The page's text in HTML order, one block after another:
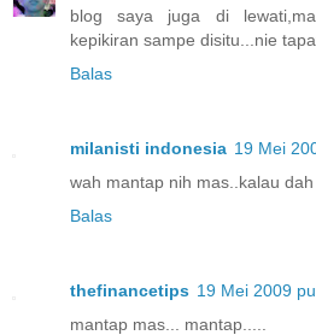
blog saya juga di
kepikiran sampe disitu...nie
Balas
milanisti indonesia 19 Mei
wah mantap nih mas..kalau
Balas
thefinancetips 19 Mei 2009
mantap mas... mantap.....